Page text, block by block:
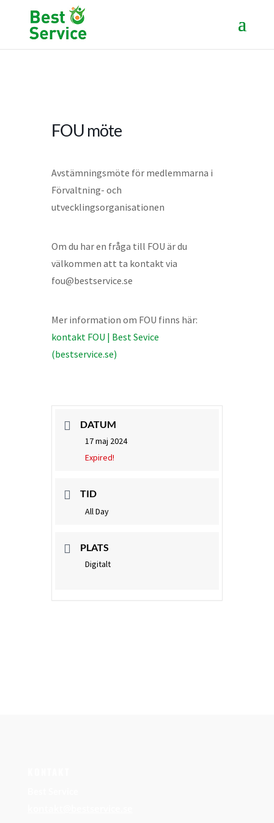
FOU möte
Avstämningsmöte för medlemmarna i
Förvaltning- och
utvecklingsorganisationen
Om du har en fråga till FOU är du
välkommen att ta kontakt via
fou@bestservice.se
Mer information om FOU finns här:
kontakt FOU | Best Sevice
(bestservice.se)
DATUM
17 maj 2024
Expired!
TID
All Day
PLATS
Digitalt